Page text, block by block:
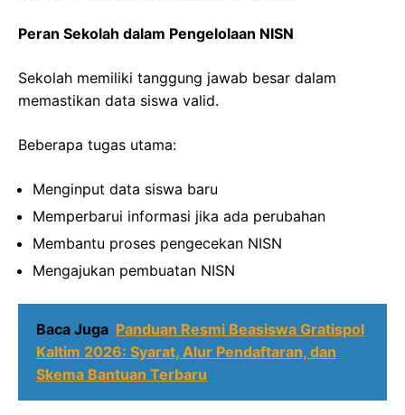
Peran Sekolah dalam Pengelolaan NISN
Sekolah memiliki tanggung jawab besar dalam
memastikan data siswa valid.
Beberapa tugas utama:
Menginput data siswa baru
Memperbarui informasi jika ada perubahan
Membantu proses pengecekan NISN
Mengajukan pembuatan NISN
Baca Juga Panduan Resmi Beasiswa Gratispol
Kaltim 2026: Syarat, Alur Pendaftaran, dan
Skema Bantuan Terbaru